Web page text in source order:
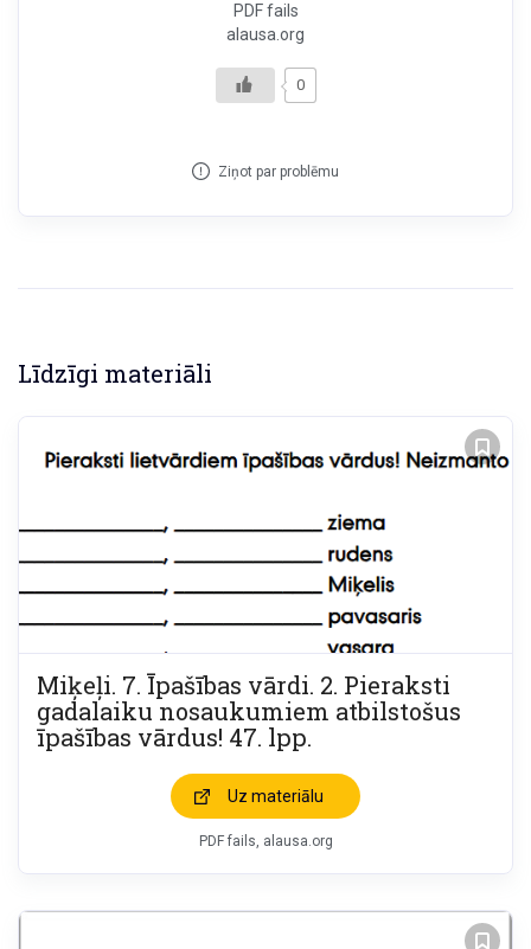
PDF fails
alausa.org
0
Ziņot par problēmu
Līdzīgi materiāli
Miķeļi. 7. Īpašības vārdi. 2. Pieraksti
gadalaiku nosaukumiem atbilstošus
īpašības vārdus! 47. lpp.
Uz materiālu
PDF fails, alausa.org